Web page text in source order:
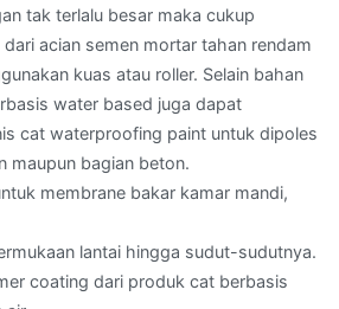
tak terlalu besar maka cukup
acian semen mortar tahan rendam
kuas atau roller. Selain bahan
water based juga dapat
cat waterproofing paint untuk dipoles
maupun bagian beton.
membrane bakar kamar mandi,
lantai hingga sudut-sudutnya.
coating dari produk cat berbasis